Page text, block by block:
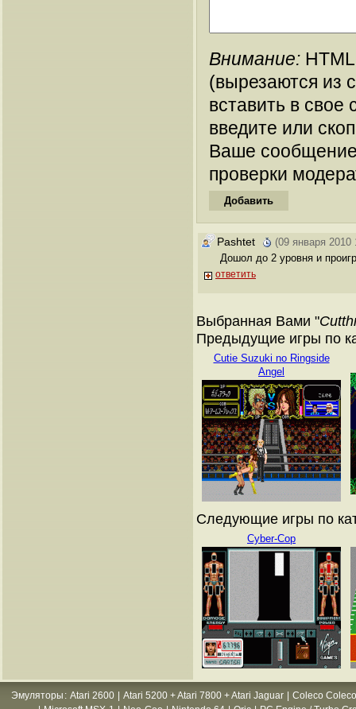
Внимание:
(вырезаются из
вставить в
введите или
Ваше
проверки
Pashtet
(09 января 2010
Дошол до 2 уровня и
ответить
Выбранная Вами "
Предыдущие игры по
Cutie Suzuki no Ringside
Angel
Следующие игры по
Cyber-Cop
Эмуляторы : Atari 2600 Atari 5200 + Atari 7800 + Atari Jaguar
Coleco